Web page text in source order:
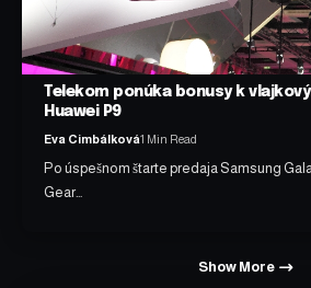
Telekom ponúka bonusy k
Huawei P9
Eva Cimbálková1 Min Read
Po úspešnom štarte predaja Samsung
Gear…
Show More